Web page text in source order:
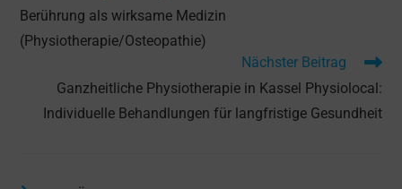
ansehen
Berührung als wirksame Medizin
(Physiotherapie/Osteopathie)
Nächster Beitrag
Ganzheitliche Physiotherapie in Kassel Physiolocal:
Individuelle Behandlungen für langfristige Gesundheit